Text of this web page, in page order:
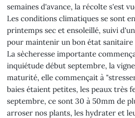
semaines d'avance, la récolte s'est
Les conditions climatiques se sont
printemps sec et ensoleillé, suivi
pour maintenir un bon état sanitaire
La sècheresse importante
inquiétude début septembre, la
maturité, elle commençait à
baies étaient petites, les peaux très
septembre, ce sont 30 à 50mm de
arroser nos plants, les hydrater et